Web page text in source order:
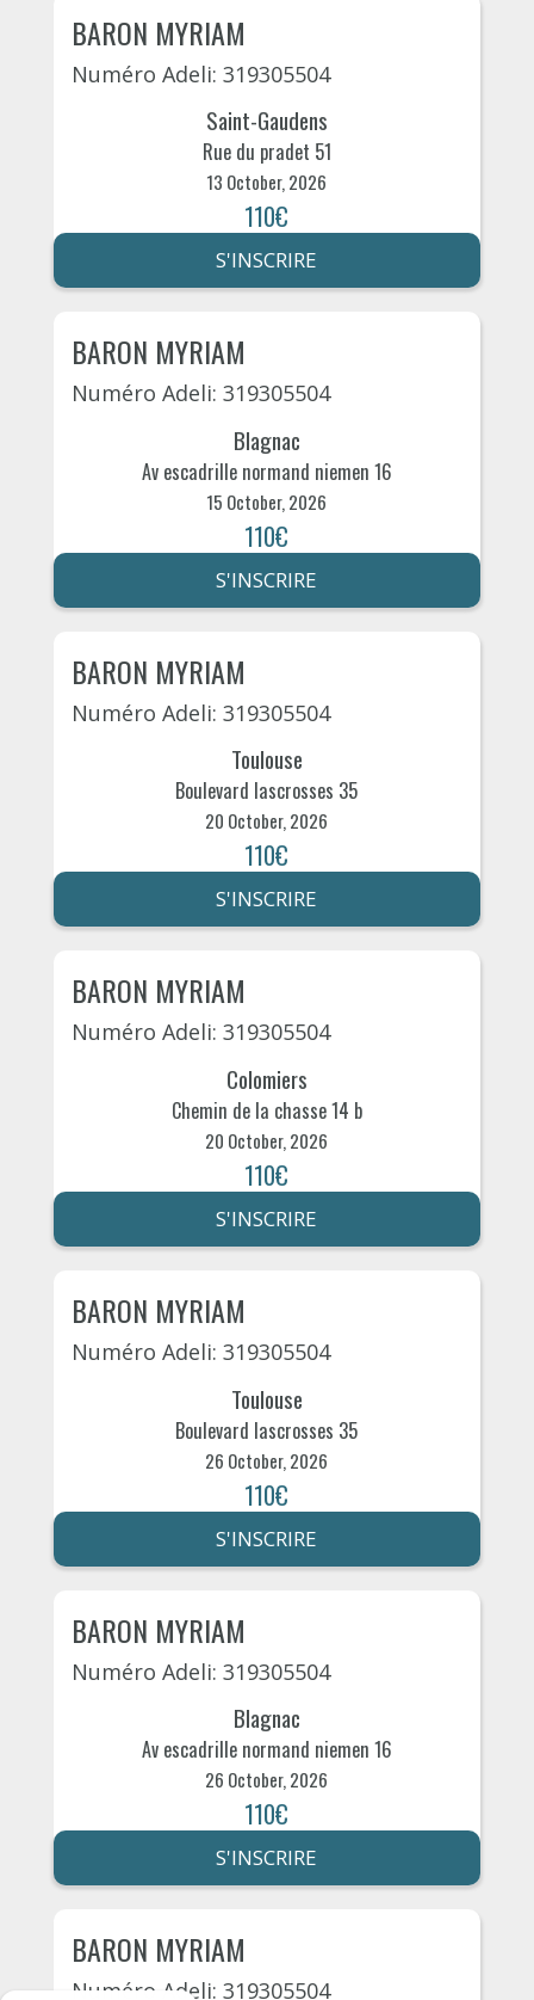
BARON MYRIAM
Numéro Adeli: 319305504
Saint-Gaudens
Rue du pradet 51
13 October, 2026
110€
S'INSCRIRE
BARON MYRIAM
Numéro Adeli: 319305504
Blagnac
Av escadrille normand niemen 16
15 October, 2026
110€
S'INSCRIRE
BARON MYRIAM
Numéro Adeli: 319305504
Toulouse
Boulevard lascrosses 35
20 October, 2026
110€
S'INSCRIRE
BARON MYRIAM
Numéro Adeli: 319305504
Colomiers
Chemin de la chasse 14 b
20 October, 2026
110€
S'INSCRIRE
BARON MYRIAM
Numéro Adeli: 319305504
Toulouse
Boulevard lascrosses 35
26 October, 2026
110€
S'INSCRIRE
BARON MYRIAM
Numéro Adeli: 319305504
Blagnac
Av escadrille normand niemen 16
26 October, 2026
110€
S'INSCRIRE
BARON MYRIAM
Numéro Adeli: 319305504